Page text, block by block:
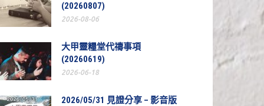
(20260807)
2026-08-06
大甲靈糧堂代禱事項
(20260619)
2026-06-18
2026/05/31 見證分享 – 影音版